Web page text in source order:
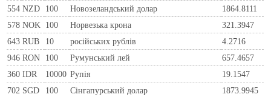
554 NZD 100 Новозеландський долар
1864.8111
578 NOK 100 Норвезька крона
321.3947
643 RUB 10 російських рублів
4.2716
946 RON 100 Румунський лей
657.4657
360 IDR 10000 Рупія
19.1547
702 SGD 100 Сінгапурський долар
1873.9945